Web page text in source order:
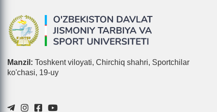
Manzil: Toshkent viloyati, Chirchiq shahri, Sportchilar
ko'chasi, 19-uy